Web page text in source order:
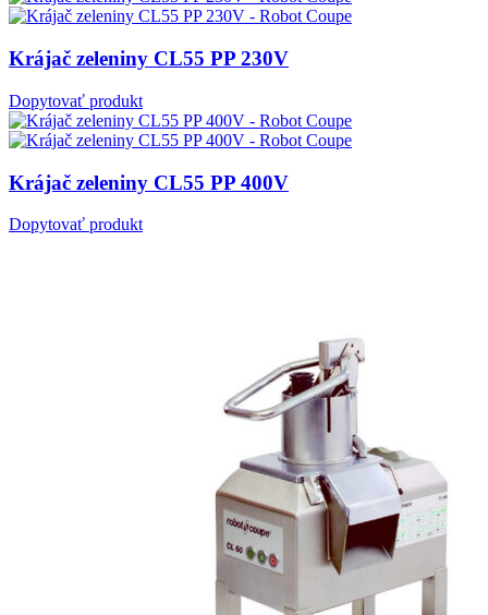
Krájač zeleniny CL55 PP 230V
Dopytovať produkt
Krájač zeleniny CL55 PP 400V
Dopytovať produkt